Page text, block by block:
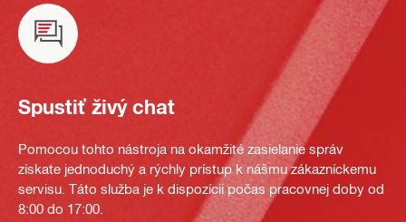
Spustiť živý chat
Pomocou tohto nástroja na okamžité zasielanie správ
získate jednoduchý a rýchly prístup k nášmu zákazníckemu
servisu. Táto služba je k dispozícii počas pracovnej doby od
8:00 do 17:00.